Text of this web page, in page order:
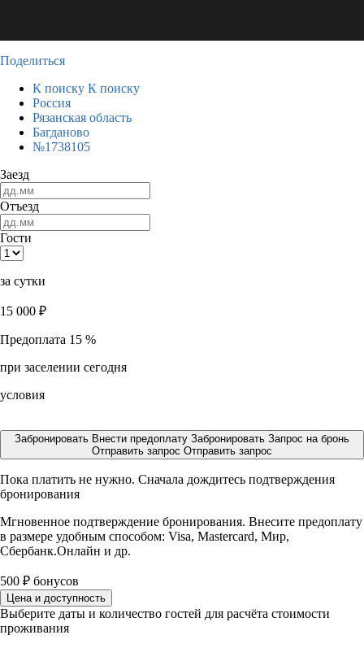
Поделиться
К поиску К поиску
Россия
Рязанская область
Багданово
№1738105
Заезд
Отъезд
Гости
за сутки
15 000 ₽
Предоплата 15 %
при заселении сегодня
условия
Забронировать Внести предоплату Забронировать Запрос на бронь
Отправить запрос Отправить запрос
Пока платить не нужно. Сначала дождитесь подтверждения
бронирования
Мгновенное подтверждение бронирования. Внесите предоплату
в размере удобным способом: Visa, Mastercard, Мир,
Сбербанк.Онлайн и др.
500 ₽ бонусов
Цена и доступность
Выберите даты и количество гостей для расчёта стоимости
проживания